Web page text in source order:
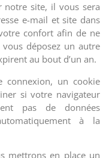
notre site, il vous sera
e-mail et site dans
confort afin de ne
déposez un autre
au bout d’un an.
connexion, un cookie
si votre navigateur
pas de données
à la
mettrons en place un